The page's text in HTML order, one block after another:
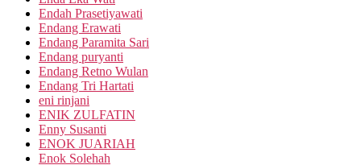
Endah Prasetiyawati
Endang Erawati
Endang Paramita Sari
Endang puryanti
Endang Retno Wulan
Endang Tri Hartati
eni rinjani
ENIK ZULFATIN
Enny Susanti
ENOK JUARIAH
Enok Solehah